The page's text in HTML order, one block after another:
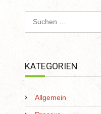
KATEGORIEN
Allgemein